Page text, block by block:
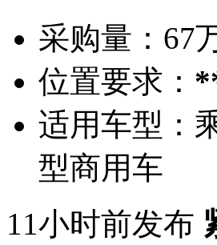
采购量： 67
位置要求：
适用车型：
型商用车
11小时前发布